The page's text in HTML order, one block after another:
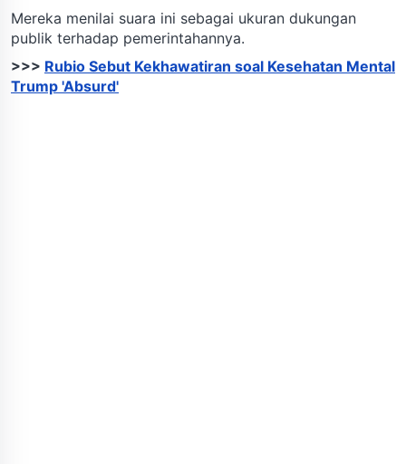
Mereka menilai suara ini sebagai ukuran dukungan
publik terhadap pemerintahannya.
>>> Rubio Sebut Kekhawatiran soal Kesehatan Mental
Trump 'Absurd'